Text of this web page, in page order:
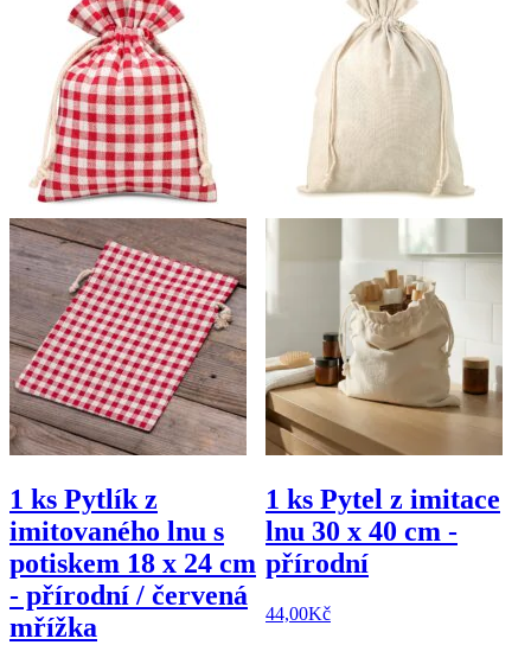
1 ks Pytlík z
imitovaného lnu s
potiskem 18 x 24 cm
- přírodní / červená
mřížka
1 ks Pytel z imitace
lnu 30 x 40 cm -
přírodní
44,00Kč